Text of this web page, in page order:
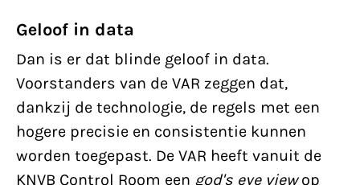
Geloof in data
Dan is er dat blinde geloof in data.
Voorstanders van de VAR zeggen dat,
dankzij de technologie, de regels met een
hogere precisie en consistentie kunnen
worden toegepast. De VAR heeft vanuit de
KNVB Control Room een god's eye viewop